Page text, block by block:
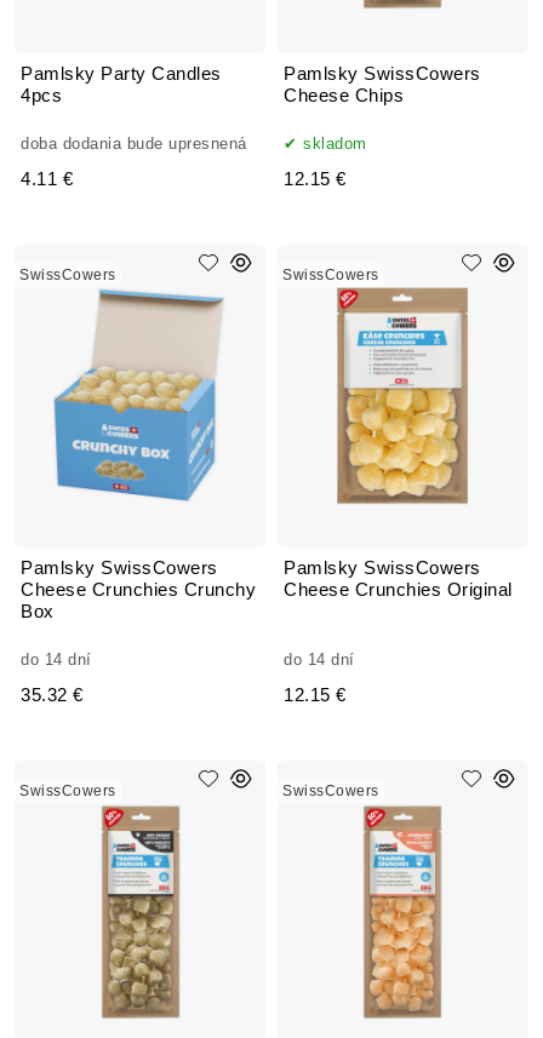
Pamlsky Party Candles
4pcs
doba dodania bude upresnená
4.11 €
Pamlsky SwissCowers
Cheese Chips
skladom
12.15 €
Pamlsky SwissCowers
Cheese Crunchies Crunchy
Box
SwissCowers
do 14 dní
35.32 €
Pamlsky SwissCowers
Cheese Crunchies Original
SwissCowers
do 14 dní
12.15 €
SwissCowers SwissCowers